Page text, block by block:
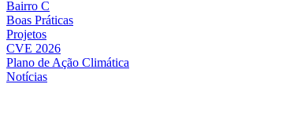
Bairro C
Boas Práticas
Projetos
CVE 2026
Plano de Ação Climática
Notícias